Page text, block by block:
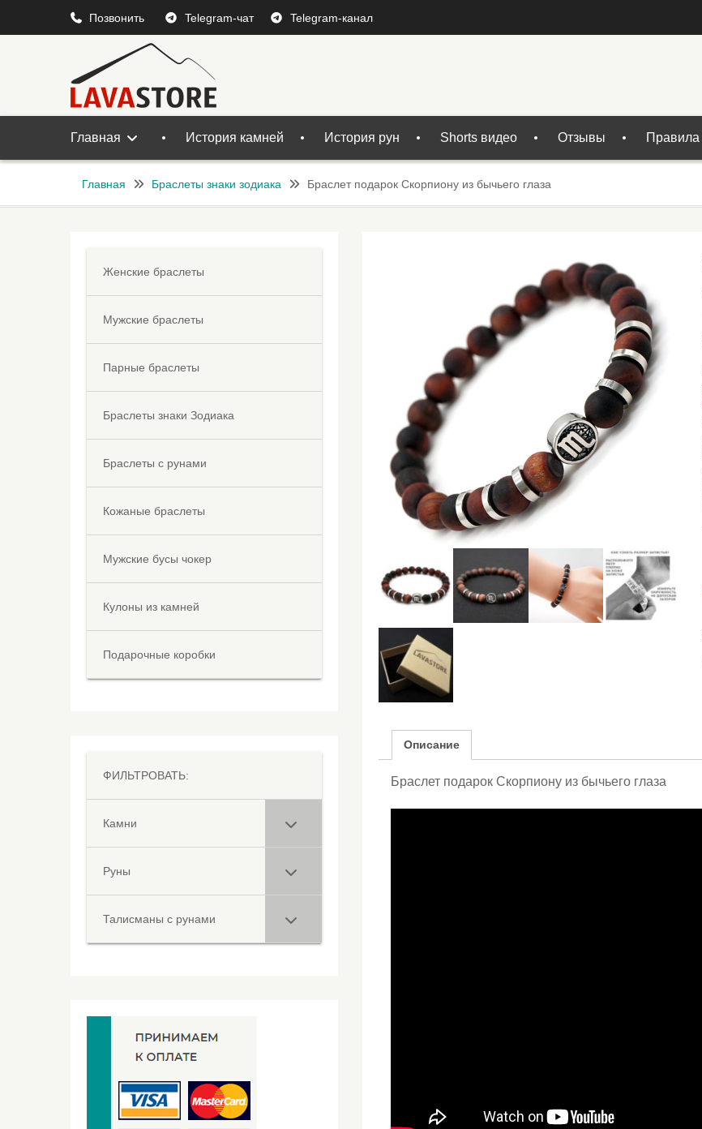
Позвонить Telegram-чат Telegram-канал
Главная История камней История рун Shorts видео Отзывы Правила
Главная Браслеты знаки зодиака Браслет подарок Скорпиону из бычьего глаза
Описание
Браслет подарок Скорпиону из бычьего глаза
Женские браслеты
Мужские браслеты
Парные браслеты
Браслеты знаки Зодиака
Браслеты с рунами
Кожаные браслеты
Мужские бусы чокер
Кулоны из камней
Подарочные коробки
ФИЛЬТРОВАТЬ:
Камни
Руны
Талисманы с рунами